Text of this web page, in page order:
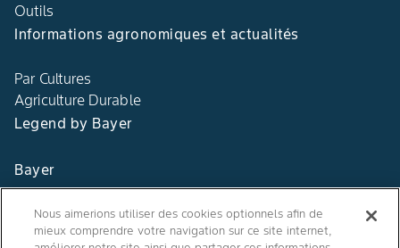
Outils
Informations agronomiques et actualités
Par Cultures
Agriculture Durable
Legend by Bayer
Bayer
Contact
Qui sommes nous ?
Nous aimerions utiliser des cookies optionnels afin de
mieux comprendre votre navigation sur ce site internet,